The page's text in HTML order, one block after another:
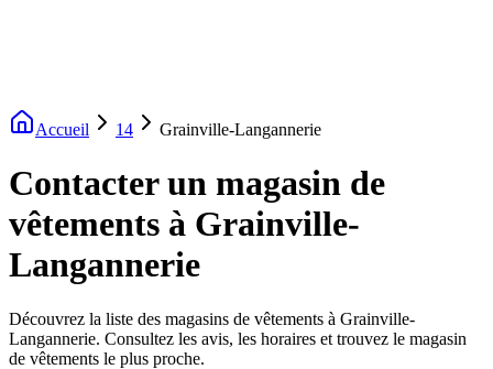
Accueil 14 Grainville-Langannerie
Contacter un magasin de
vêtements à Grainville-
Langannerie
Découvrez la liste des magasins de vêtements à Grainville-
Langannerie. Consultez les avis, les horaires et trouvez le magasin
de vêtements le plus proche.